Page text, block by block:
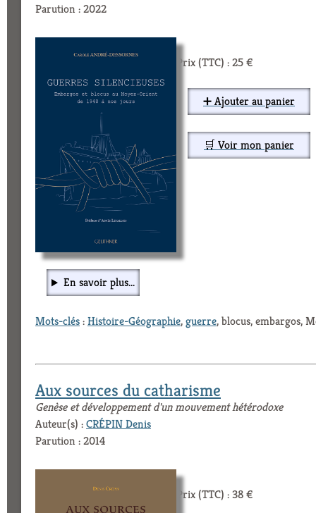
Parution : 2022
Prix (TTC) : 25 €
➕ Ajouter au panier
🛒 Voir mon panier
En savoir plus...
Mots-clés:Histoire-Géographie,guerre, blocus, embargos,
Aux sources du catharisme
Genèse et développement d'un mouvement hétérodoxe
Auteur(s) :CRÉPIN Denis
Parution : 2014
Prix (TTC) : 38 €